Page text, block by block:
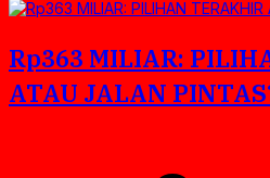
Rp363 MILIAR:
ATAU JALAN